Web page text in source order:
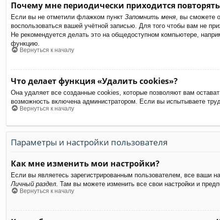
Почему мне периодически приходится
Если вы не отметили флажком пункт Запомнить меня , вы сможете
воспользоваться вашей учётной записью. Для того чтобы вам не
Не рекомендуется делать это на общедоступном компьютере,
функцию.
Вернуться к началу
Что делает функция «Удалить cookies»?
Она удаляет все созданные cookies, которые позволяют вам
возможность включена администратором. Если вы испытываете
Вернуться к началу
Параметры и настройки пользователя
Как мне изменить мои настройки?
Если вы являетесь зарегистрированным пользователем, все ваши
Личный раздел. Там вы можете изменить все свои настройки и
Вернуться к началу